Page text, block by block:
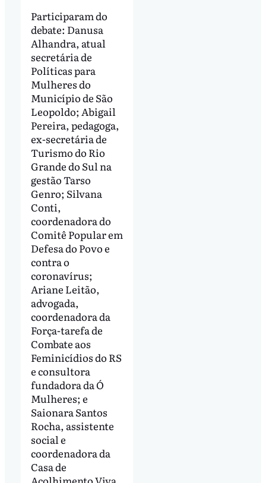
Participaram do
debate: Danusa
Alhandra, atual
secretária de
Políticas para
Mulheres do
Município de São
Leopoldo; Abigail
Pereira, pedagoga,
ex-secretária de
Turismo do Rio
Grande do Sul na
gestão Tarso
Genro; Silvana
Conti,
coordenadora do
Comitê Popular em
Defesa do Povo e
contra o
coronavírus;
Ariane Leitão,
advogada,
coordenadora da
Força-tarefa de
Combate aos
Feminicídios do RS
e consultora
fundadora da Ó
Mulheres; e
Saionara Santos
Rocha, assistente
social e
coordenadora da
Casa de